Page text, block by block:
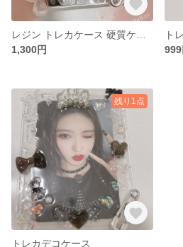
1,300円
ト
999
残り1点
トレカデコケース